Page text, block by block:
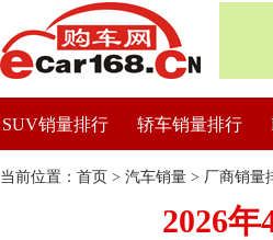
SUV销量排行 轿车销量排行
当前位置： 首页 > 汽车销量 > 厂商销量
2026